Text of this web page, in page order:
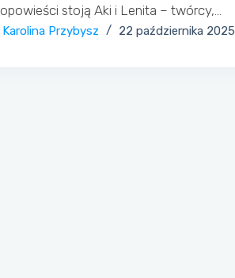
opowieści stoją Aki i Lenita – twórcy,…
Karolina Przybysz 22 października 2025